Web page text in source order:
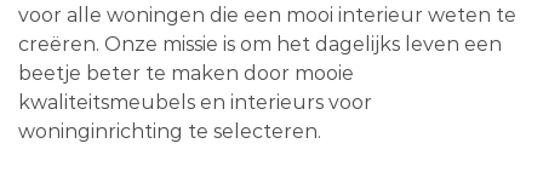
voor alle woningen die een mooi interieur weten te
creëren. Onze missie is om het dagelijks leven een
beetje beter te maken door mooie
kwaliteitsmeubels en interieurs voor
woninginrichting te selecteren.